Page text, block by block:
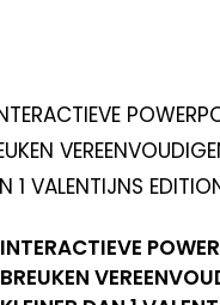
INTERACTIEVE
BREUKEN